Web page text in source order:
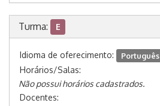
Turma: E
Idioma de oferecimento: Português
Horários/Salas:
Não possui horários cadastrados.
Docentes: